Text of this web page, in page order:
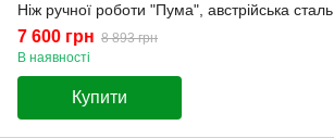
Ніж ручної роботи "Пума", австрійська сталь
7 600 грн 8 893 грн
В наявності
Купити